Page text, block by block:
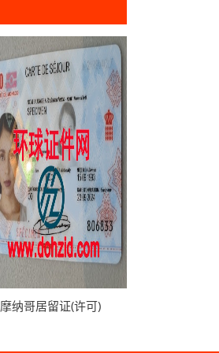
摩纳哥居留证(许可)